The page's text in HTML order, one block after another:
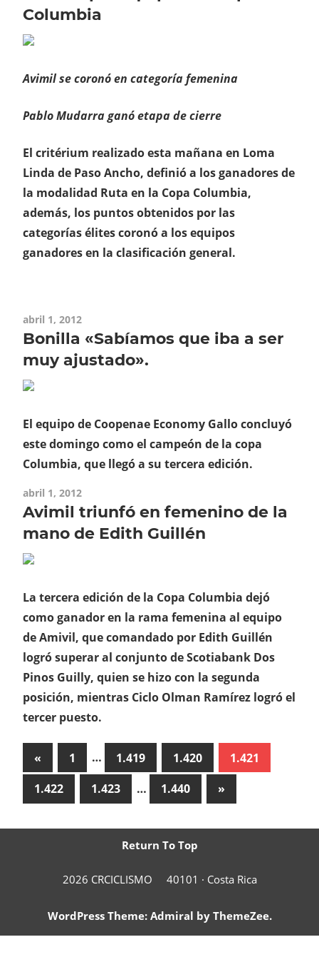
Columbia
Avimil se coronó en categoría femenina
Pablo Mudarra ganó etapa de cierre
El critérium realizado esta mañana en Loma
Linda de Paso Ancho, definió a los ganadores de
la modalidad Ruta en la Copa Columbia,
además, los puntos obtenidos por las
categorías élites coronó a los equipos
ganadores en la clasificación general.
abril 1, 2012
Bonilla «Sabíamos que iba a ser
muy ajustado».
El equipo de Coopenae Economy Gallo concluyó
este domingo como el campeón de la copa
Columbia, que llegó a su tercera edición.
abril 1, 2012
Avimil triunfó en femenino de la
mano de Edith Guillén
La tercera edición de la Copa Columbia dejó
como ganador en la rama femenina al equipo
de Amivil, que comandado por Edith Guillén
logró superar al conjunto de Scotiabank Dos
Pinos Guilly, quien se hizo con la segunda
posición, mientras Ciclo Olman Ramírez logró el
tercer puesto.
Paginación
de
entradas
« Previous
Posts
1 … 1.419 1.420
1.421
1.422
1.423 … 1.440
Next
Posts
»
Return To Top
2026 CRCICLISMO 40101 · Costa Rica
WordPress Theme: Admiral by ThemeZee.